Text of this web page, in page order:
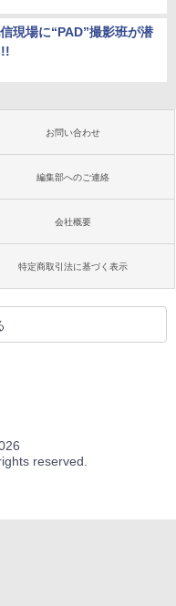
現場に“PAD”撮影班が潜
お問い合わせ
編集部へのご連絡
会社概要
特定商取引法に基づく表示
reserved.